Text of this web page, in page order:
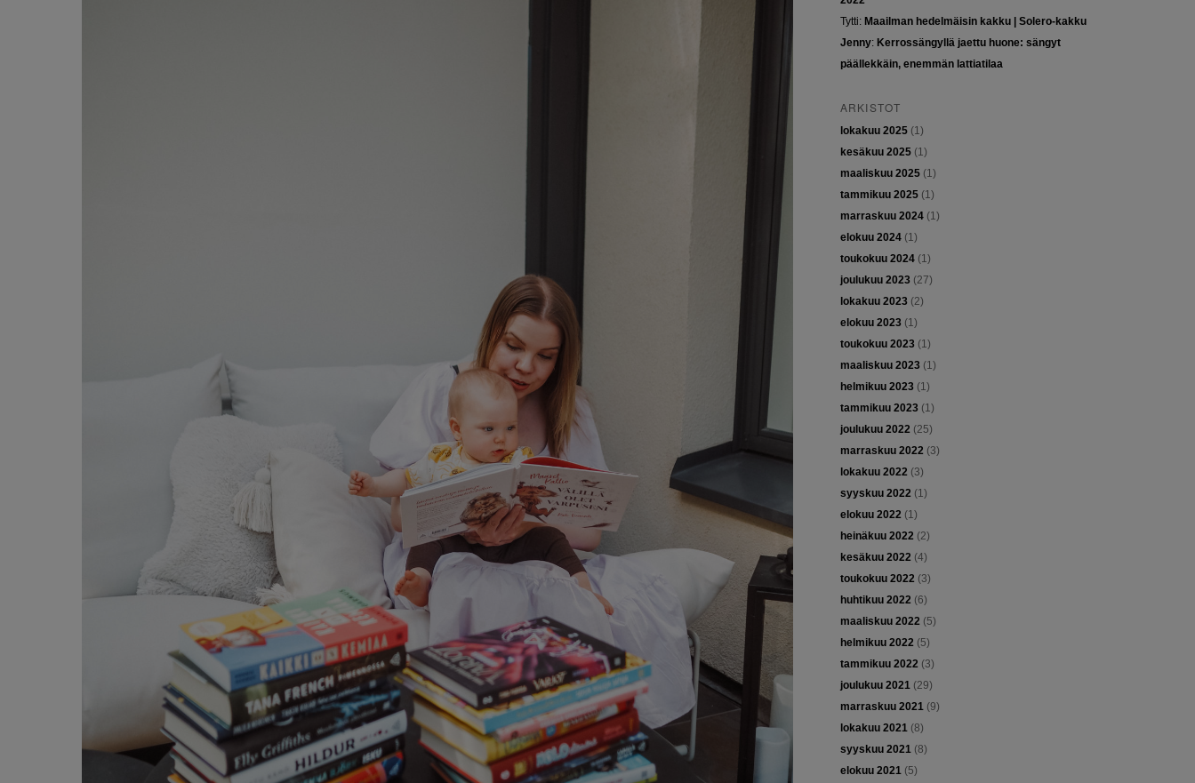
Tytti: Maailman hedelmäisin kakku | Solero-kakku
Jenny: Kerrossängyllä jaettu huone: sängyt
päällekkäin, enemmän lattiatilaa
ARKISTOT
lokakuu 2025(1)
kesäkuu 2025(1)
maaliskuu 2025(1)
tammikuu 2025(1)
marraskuu 2024(1)
elokuu 2024(1)
toukokuu 2024(1)
joulukuu 2023(27)
lokakuu 2023(2)
elokuu 2023(1)
toukokuu 2023(1)
maaliskuu 2023(1)
helmikuu 2023(1)
tammikuu 2023(1)
joulukuu 2022(25)
marraskuu 2022(3)
lokakuu 2022(3)
syyskuu 2022(1)
elokuu 2022(1)
heinäkuu 2022(2)
kesäkuu 2022(4)
toukokuu 2022(3)
huhtikuu 2022(6)
maaliskuu 2022(5)
helmikuu 2022(5)
tammikuu 2022(3)
joulukuu 2021(29)
marraskuu 2021(9)
lokakuu 2021(8)
syyskuu 2021(8)
elokuu 2021(5)